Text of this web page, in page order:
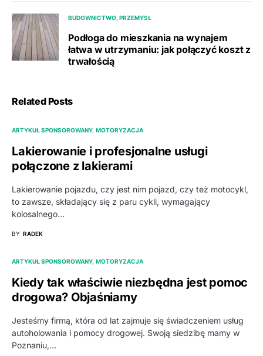
BUDOWNICTWO, PRZEMYSŁ
Podłoga do mieszkania na wynajem
łatwa w utrzymaniu: jak połączyć koszt z
trwałością
Related Posts
ARTYKUŁ SPONSOROWANY MOTORYZACJA
Lakierowanie i profesjonalne usługi
połączone z lakierami
Lakierowanie pojazdu, czy jest nim pojazd, czy też motocykl,
to zawsze, składający się z paru cykli, wymagający
kolosalnego…
BY RADEK
ARTYKUŁ SPONSOROWANY MOTORYZACJA
Kiedy tak właściwie niezbędna jest pomoc
drogowa? Objaśniamy
Jesteśmy firmą, która od lat zajmuje się świadczeniem usług
autoholowania i pomocy drogowej. Swoją siedzibę mamy w
Poznaniu,…